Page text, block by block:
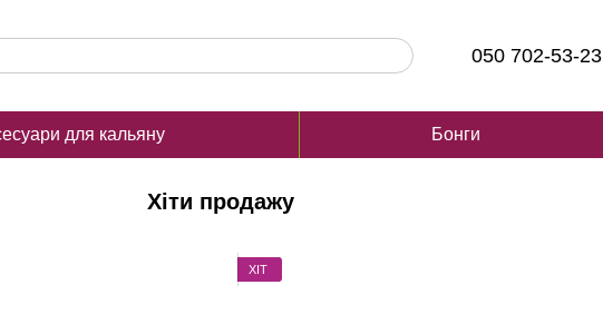
050 702-53-23
для кальяну Бонги
Хіти продажу
ХІТ